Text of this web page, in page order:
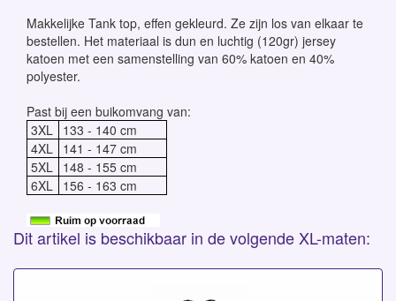
Makkelijke Tank top, effen gekleurd. Ze zijn los van elkaar te
bestellen. Het materiaal is dun en luchtig (120gr) jersey
katoen met een samenstelling van 60% katoen en 40%
polyester.
Past bij een buikomvang van:
3XL 133 - 140 cm
4XL 141 - 147 cm
5XL 148 - 155 cm
6XL 156 - 163 cm
Dit artikel is beschikbaar in de volgende XL-maten: